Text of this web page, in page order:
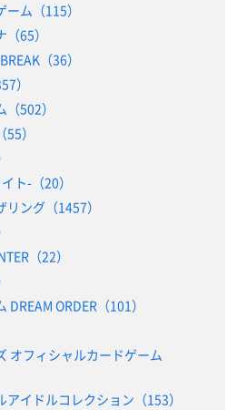
ム（115）
65）
（36）
）
502）
）
ト-（20）
ング（1457）
（22）
ORDER（101）
オフィシャルカードゲーム
イドルコレクション（153）